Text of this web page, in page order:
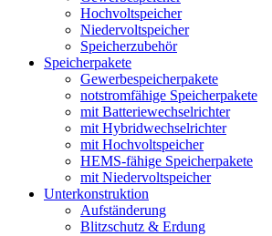
Hochvoltspeicher
Niedervoltspeicher
Speicherzubehör
Speicherpakete
Gewerbespeicherpakete
notstromfähige Speicherpakete
mit Batteriewechselrichter
mit Hybridwechselrichter
mit Hochvoltspeicher
HEMS-fähige Speicherpakete
mit Niedervoltspeicher
Unterkonstruktion
Aufständerung
Blitzschutz & Erdung